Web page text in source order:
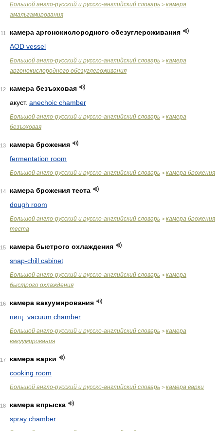
Большой англо-русский и русско-английский словарь > камера
амальгамирования
11
камера аргонокислородного обезуглероживания
AOD vessel
Большой англо-русский и русско-английский словарь > камера
аргонокислородного обезуглероживания
12
камера безъэховая
акуст. anechoic chamber
Большой англо-русский и русско-английский словарь > камера
безъэховая
13
камера брожения
fermentation room
Большой англо-русский и русско-английский словарь > камера брожения
14
камера брожения теста
dough room
Большой англо-русский и русско-английский словарь > камера брожения
теста
15
камера быстрого охлаждения
snap-chill cabinet
Большой англо-русский и русско-английский словарь > камера
быстрого охлаждения
16
камера вакуумирования
пищ vacuum chamber
Большой англо-русский и русско-английский словарь > камера
вакуумирования
17
камера варки
cooking room
Большой англо-русский и русско-английский словарь > камера варки
18
камера впрыска
spray chamber